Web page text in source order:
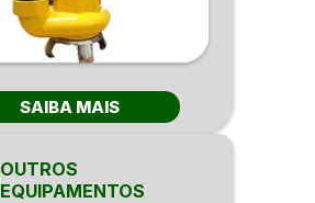
SAIBA MAIS
OUTROS
EQUIPAMENTOS